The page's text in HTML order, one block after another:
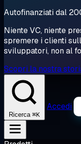
Autofinanziati dal
Niente VC, niente
spremere i clienti
sviluppatori, non al
Scopri la nostra
Ricerca ⌘K
Accedi